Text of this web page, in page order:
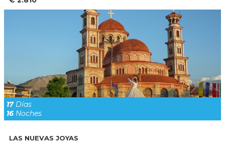
17Días
16 Noches
LAS NUEVAS JOYAS